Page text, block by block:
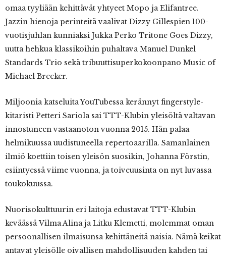
omaa tyyliään kehittävät yhtyeet Mopo ja Elifantree.
Jazzin hienoja perinteitä vaalivat Dizzy Gillespien 100-
vuotisjuhlan kunniaksi Jukka Perko Tritone Goes Dizzy,
uutta hehkua klassikoihin puhaltava Manuel Dunkel
Standards Trio sekä tribuuttisuperkokoonpano Music of
Michael Brecker.
Miljoonia katseluita YouTubessa kerännyt fingerstyle-
kitaristi Petteri Sariola sai TTT-Klubin yleisöltä valtavan
innostuneen vastaanoton vuonna 2015. Hän palaa
helmikuussa uudistuneella repertoaarilla. Samanlainen
ilmiö koettiin toisen yleisön suosikin, Johanna Förstin,
esiintyessä viime vuonna, ja toiveuusinta on nyt luvassa
toukokuussa.
Nuorisokulttuurin eri laitoja edustavat TTT-Klubin
keväässä Vilma Alina ja Litku Klemetti, molemmat oman
persoonallisen ilmaisunsa kehittäneitä naisia. Nämä keikat
antavat yleisölle oivallisen mahdollisuuden kahden tai